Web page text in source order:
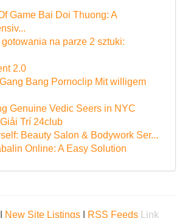
Game Bai Doi Thuong: A
na parze 2 sztuki:
2.0
Bang Pornoclip Mit willigem
Genuine Vedic Seers in NYC
Trí 24club
Beauty Salon & Bodywork Ser...
Online: A Easy Solution
New Site Listings RSS Feeds Link